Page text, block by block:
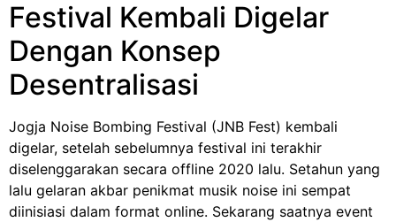
Festival Kembali Digelar
Dengan Konsep
Desentralisasi
Jogja Noise Bombing Festival (JNB Fest) kembali
digelar, setelah sebelumnya festival ini terakhir
diselenggarakan secara offline 2020 lalu. Setahun yang
lalu gelaran akbar penikmat musik noise ini sempat
diinisiasi dalam format online. Sekarang saatnya event